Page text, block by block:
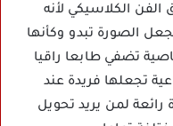
الفن الكلاسيكي لأنه
الصورة تبدو وكأنها
تضفي طابعا راقيا
تجعلها فريدة عند
رائعة لمن يريد تحويل